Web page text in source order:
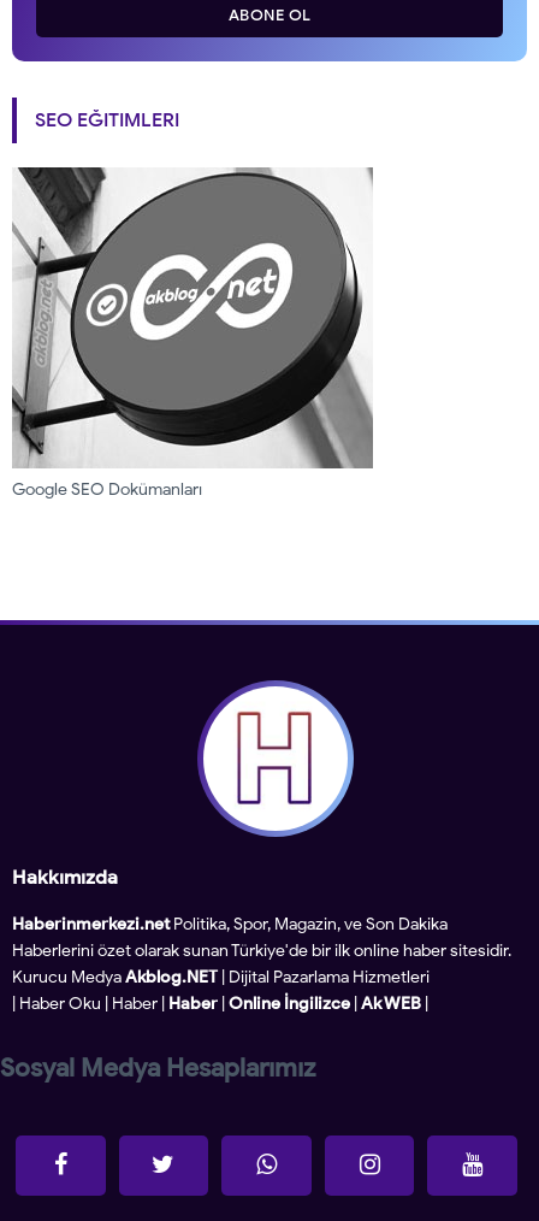
ABONE OL
SEO EĞITIMLERI
Google SEO Dokümanları
Hakkımızda
Haberinmerkezi.netPolitika, Spor, Magazin, ve Son Dakika
Haberlerini özet olarak sunan Türkiye'de bir ilk online haber sitesidir.
Kurucu MedyaAkblog.NET | Dijital Pazarlama Hizmetleri
Haber Oku Haber Haber Online İngilizce Ak WEB
Sosyal Medya Hesaplarımız